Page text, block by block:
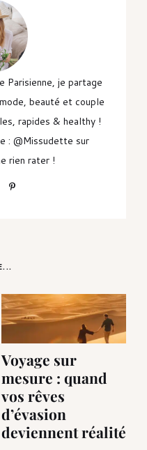
Parisienne, je partage
beauté et couple
rapides & healthy !
: @Missudette sur
rien rater !
Voyage sur
mesure : quand
vos rêves
d’évasion
deviennent réalité